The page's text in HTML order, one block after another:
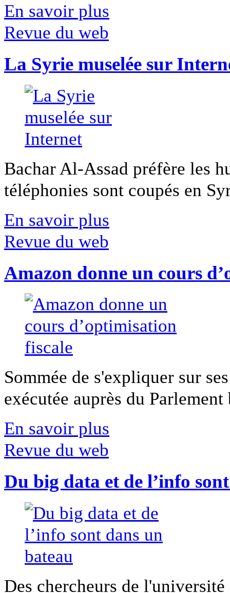
En savoir plus
Revue du web
La Syrie muselée sur
Bachar Al-Assad préfère les
téléphonies sont coupés en
En savoir plus
Revue du web
Amazon donne un cours
Sommée de s'expliquer sur
exécutée auprès du
En savoir plus
Revue du web
Du big data et de l’info
Des chercheurs de